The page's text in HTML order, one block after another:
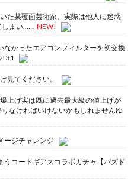
た某覆面芸術家、実際は他人に迷惑
まい……
NEW!
なかったエアコンフィルターを初交換
見てください。
上げ実は既に過去最大級の値上げが
なければいけないかもしれませんゆ
ージチャレンジ
うコードギアスコラボガチャ【パズド